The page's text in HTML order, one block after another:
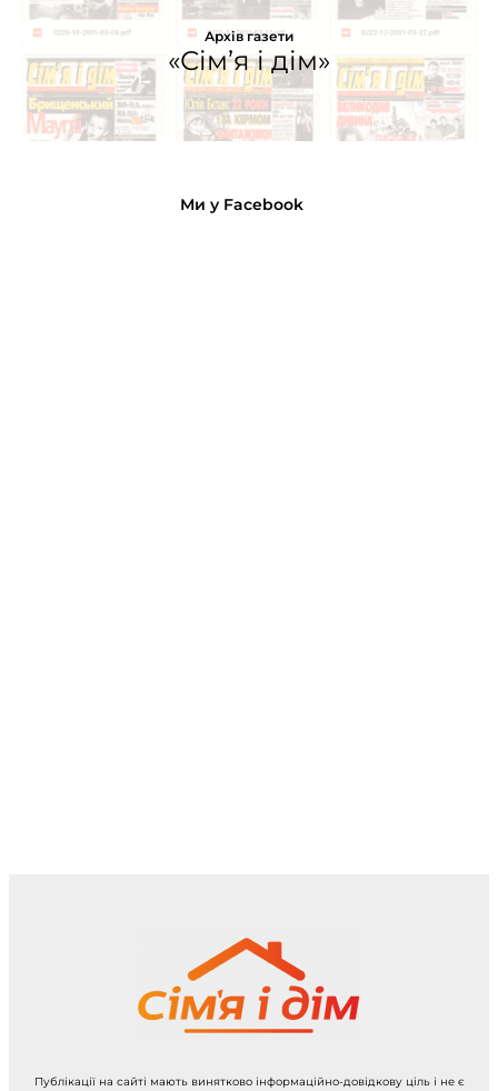
Архів газети
«Сім’я і дім»
Ми у Facebook
Публікації на сайті мають винятково інформаційно-довідкову ціль і не є